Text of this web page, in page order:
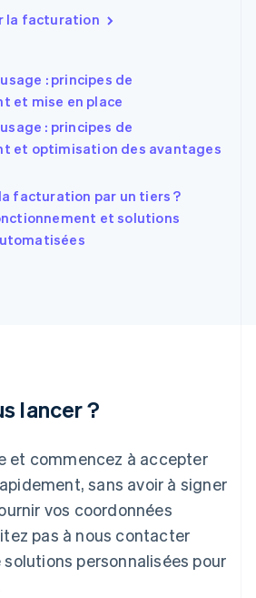
la facturation
: principes de
et mise en place
: principes de
et optimisation des avantages
facturation par un tiers ?
et solutions
lancer ?
et commencez à accepter
sans avoir à signer
vos coordonnées
pas à nous contacter
personnalisées pour
中文